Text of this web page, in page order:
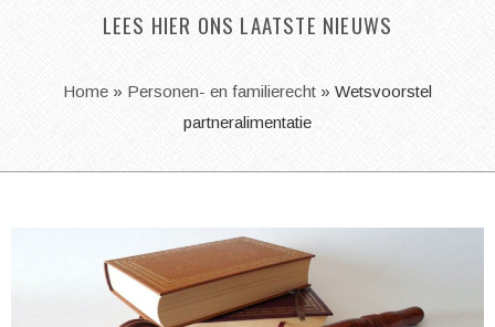
LEES HIER ONS LAATSTE NIEUWS
Home » Personen- en familierecht » Wetsvoorstel
partneralimentatie